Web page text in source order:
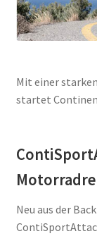
Mit einer
startet
Neu aus der